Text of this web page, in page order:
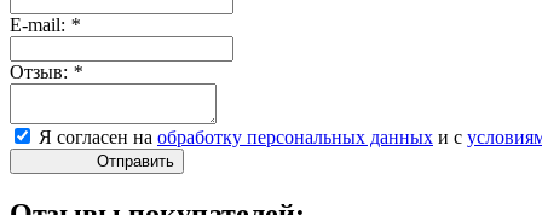
E-mail: *
Отзыв: *
Я согласен на обработку персональных данных и с
Отправить